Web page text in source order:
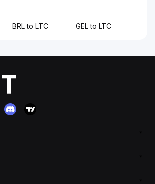
BRL to LTC GEL to LTC